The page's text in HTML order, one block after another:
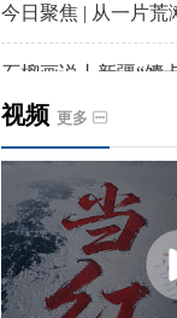
今日聚焦 | 从一片荒
石榴画说丨新疆“馕
饼变身城市文旅IP名
天山观察丨暑期AI
到什么
给祖国“镶金边”！
光与发展新画卷
视频 更多